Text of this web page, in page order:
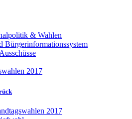
& Wahlen
Bürgerinformationssystem
2017
2017